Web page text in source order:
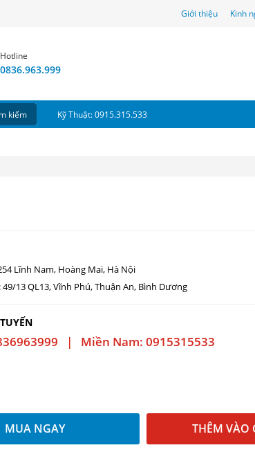
Giới thiệu Kinh
Hotline
0836.963.999
kiếm Kỹ Thuật: 0915.315.533
Lĩnh Nam, Hoàng Mai, Hà Nội
13 QL13, Vĩnh Phú, Thuận An, Bình Dương
| Miền Nam: 0915315533
MUA NGAY THÊM VÀO